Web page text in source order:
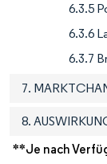
6.3.5
6.3.6
6.3.7
7.
8.
**Je nach